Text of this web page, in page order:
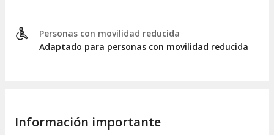
Personas con movilidad reducida
Adaptado para personas con movilidad reducida
Información importante